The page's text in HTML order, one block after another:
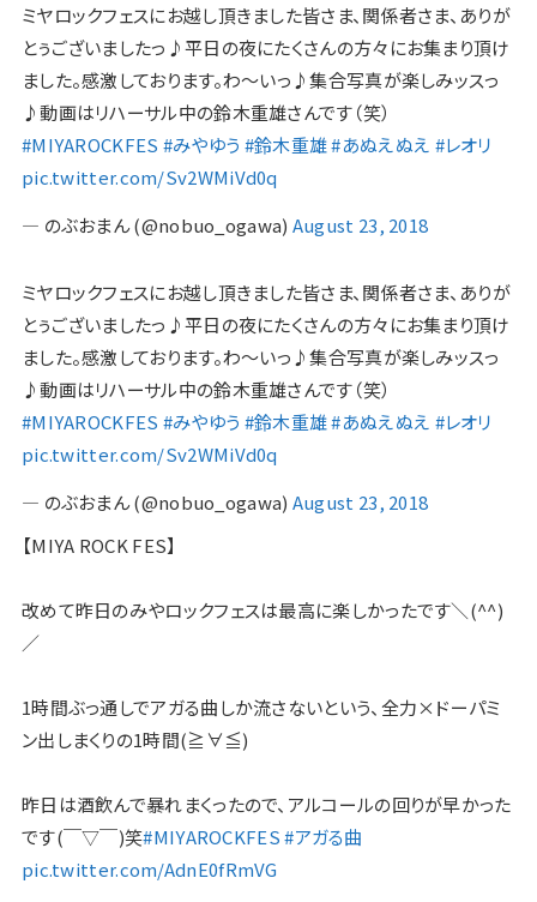
ミヤロックフェスにお越し頂きました皆さま、関係者さま、ありが
とぅございましたっ♪平日の夜にたくさんの方々にお集まり頂け
ました。感激しております。わ〜いっ♪集合写真が楽しみッスっ
♪動画はリハーサル中の鈴木重雄さんです（笑）
#MIYAROCKFES #みやゆう #鈴木重雄#あぬえぬえ #レオリ
pic.twitter.com/Sv2WMiVd0q
— のぶおまん (@nobuo_ogawa) August 23, 2018
ミヤロックフェスにお越し頂きました皆さま、関係者さま、ありが
とぅございましたっ♪平日の夜にたくさんの方々にお集まり頂け
ました。感激しております。わ〜いっ♪集合写真が楽しみッスっ
♪動画はリハーサル中の鈴木重雄さんです（笑）
#MIYAROCKFES #みやゆう #鈴木重雄#あぬえぬえ #レオリ
pic.twitter.com/Sv2WMiVd0q
— のぶおまん (@nobuo_ogawa) August 23, 2018
【MIYA ROCK FES】
改めて昨日のみやロックフェスは最高に楽しかったです＼(^^)
／
1時間ぶっ通しでアガる曲しか流さないという、全力×ドーパミ
ン出しまくりの1時間(≧∀≦)
昨日は酒飲んで暴れまくったので、アルコールの回りが早かった
です(￣▽￣)笑#MIYAROCKFES #アガる曲
pic.twitter.com/AdnE0fRmVG